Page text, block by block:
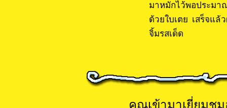
มาหมักไว้พอประมา
ด้วยใบเตย เสร็จแล้
จิ้มรสเด็ด
คุณเข้ามาเยี่ยมช